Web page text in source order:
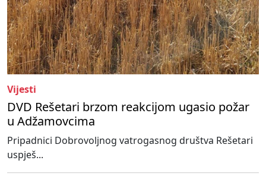
Vijesti
DVD Rešetari brzom reakcijom ugasio požar
u Adžamovcima
Pripadnici Dobrovoljnog vatrogasnog društva Rešetari
uspješ...